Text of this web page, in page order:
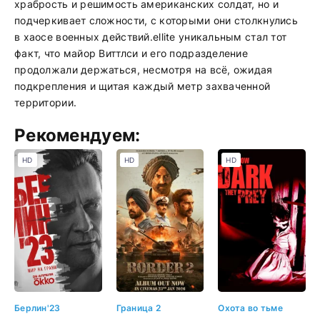
храбрость и решимость американских солдат, но и
подчеркивает сложности, с которыми они столкнулись
в хаосе военных действий.ellite уникальным стал тот
факт, что майор Виттлси и его подразделение
продолжали держаться, несмотря на всё, ожидая
подкрепления и щитая каждый метр захваченной
территории.
Рекомендуем:
Берлин'23
HD
Граница 2
HD
Охота во тьме
HD